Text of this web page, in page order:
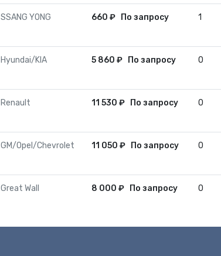
SSANG YONG 660 ₽ По запросу 1
Hyundai/KIA 5 860 ₽ По запросу 0
Renault 11 530 ₽ По запросу 0
GM/Opel/Chevrolet 11 050 ₽ По запросу 0
Great Wall 8 000 ₽ По запросу 0